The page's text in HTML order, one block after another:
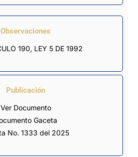
Observaciones
190, LEY 5 DE 1992
Publicación
Ver Documento
Gaceta
No. 1333 del 2025